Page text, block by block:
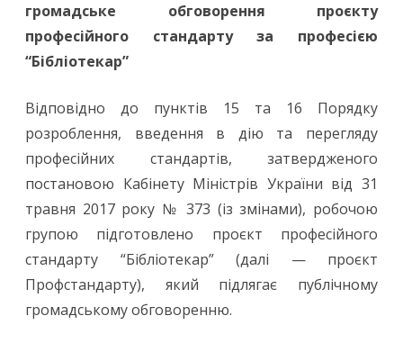
громадське обговорення проєкту
професійного стандарту за професією
“Бібліотекар”
Відповідно до пунктів 15 та 16 Порядку
розроблення, введення в дію та перегляду
професійних стандартів, затвердженого
постановою Кабінету Міністрів України від 31
травня 2017 року № 373 (із змінами), робочою
групою підготовлено проєкт професійного
стандарту “Бібліотекар” (далі — проєкт
Профстандарту), який підлягає публічному
громадському обговоренню.